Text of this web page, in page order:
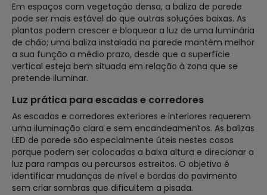
Em espaços com vegetação densa, a baliza de parede
pode ser mais estável do que outras soluções baixas. As
plantas podem crescer e bloquear a luz de uma luminária
de chão; uma baliza instalada na parede mantém melhor
a sua função a médio prazo, desde que a superfície
vertical esteja bem situada em relação à zona que se
pretende iluminar.
Luz prática para escadas e corredores
As escadas e corredores exteriores e interiores requerem
uma iluminação clara e sem encandeamentos. As balizas
LED de parede são especialmente úteis nestes casos
porque podem ser colocadas a baixa altura e direcionar a
luz para rampas ou percursos estreitos. O objetivo é
identificar mudanças de nível e bordas do pavimento
sem criar sombras que dificultem a pisada.